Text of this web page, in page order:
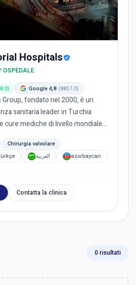
Hospitals
OSPEDALE
Google 4,8 (8837.0)
fondato nel 2000, è un
sanitaria leader in Turchia
cure mediche di livello mondiale.
Chirurgia valvolare
العربية
azərbaycan
Contatta la clinica
0 risultati